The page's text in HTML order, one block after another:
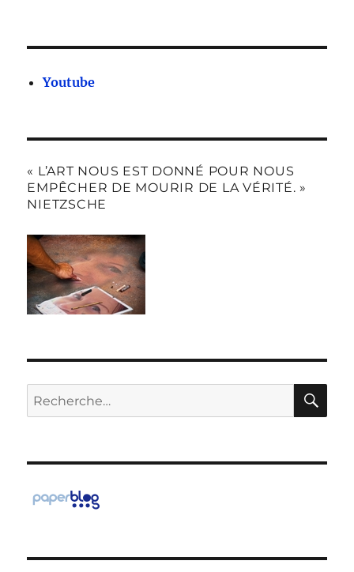
Youtube
« L’ART NOUS EST DONNÉ POUR NOUS
EMPÊCHER DE MOURIR DE LA VÉRITÉ. »
NIETZSCHE
Recherche
pour :